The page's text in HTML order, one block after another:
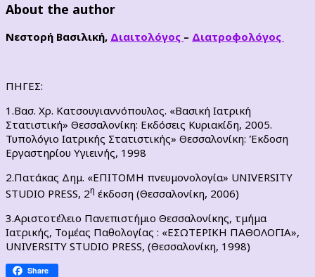
About the author
Νεστορή Βασιλική, Διαιτολόγος – Διατροφολόγος
ΠΗΓΕΣ:
1.Βασ. Χρ. Κατσουγιαννόπουλος. «Βασική Ιατρική
Στατιστική» Θεσσαλονίκη: Εκδόσεις Κυριακίδη, 2005.
Τυπολόγιο Ιατρικής Στατιστικής» Θεσσαλονίκη: Έκδοση
Εργαστηρίου Υγιεινής, 1998
2.Πατάκας Δημ. «ΕΠΙΤΟΜΗ πνευμονολογία» UNIVERSITY
STUDIO PRESS, 2η έκδοση (Θεσσαλονίκη, 2006)
3.Αριστοτέλειο Πανεπιστήμιο Θεσσαλονίκης, τμήμα
Ιατρικής, Τομέας Παθολογίας : «ΕΣΩΤΕΡΙΚΗ ΠΑΘΟΛΟΓΙΑ»,
UNIVERSITY STUDIO PRESS, (Θεσσαλονίκη, 1998)
Share